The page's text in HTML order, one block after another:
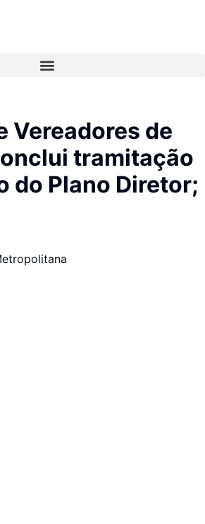
Vereadores de
tramitação
do Plano Diretor;